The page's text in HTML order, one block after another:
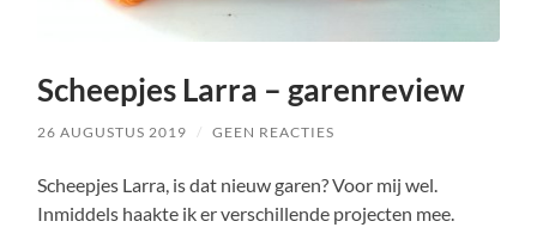
Scheepjes Larra – garenreview
26 AUGUSTUS 2019 / GEEN REACTIES
Scheepjes Larra, is dat nieuw garen? Voor mij wel.
Inmiddels haakte ik er verschillende projecten mee.